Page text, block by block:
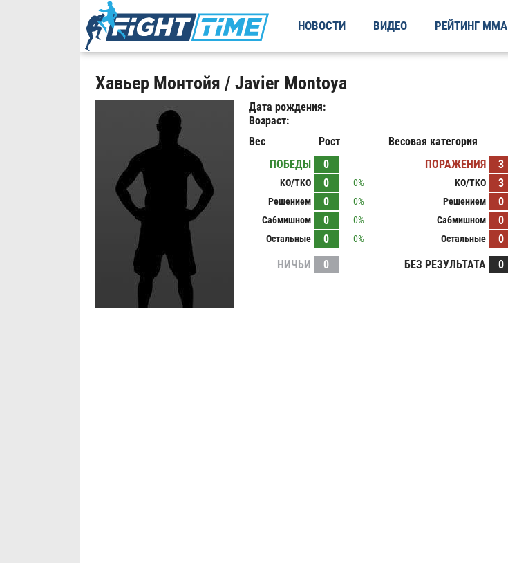
НОВОСТИ ВИДЕО РЕЙТИНГ ММА
Хавьер Монтойя / Javier Montoya
Дата рождения:
Возраст:
Вес
Рост
Весовая категория
ПОБЕДЫ
0
KO/TKO 0
0%
Решением
0
0%
Сабмишном
0
0%
Остальные
0 0%
ПОРАЖЕНИЯ 3
KO/TKO 3
Решением
0
Сабмишном
0
Остальные
0
НИЧЬИ 0 БЕЗ РЕЗУЛЬТАТА 0